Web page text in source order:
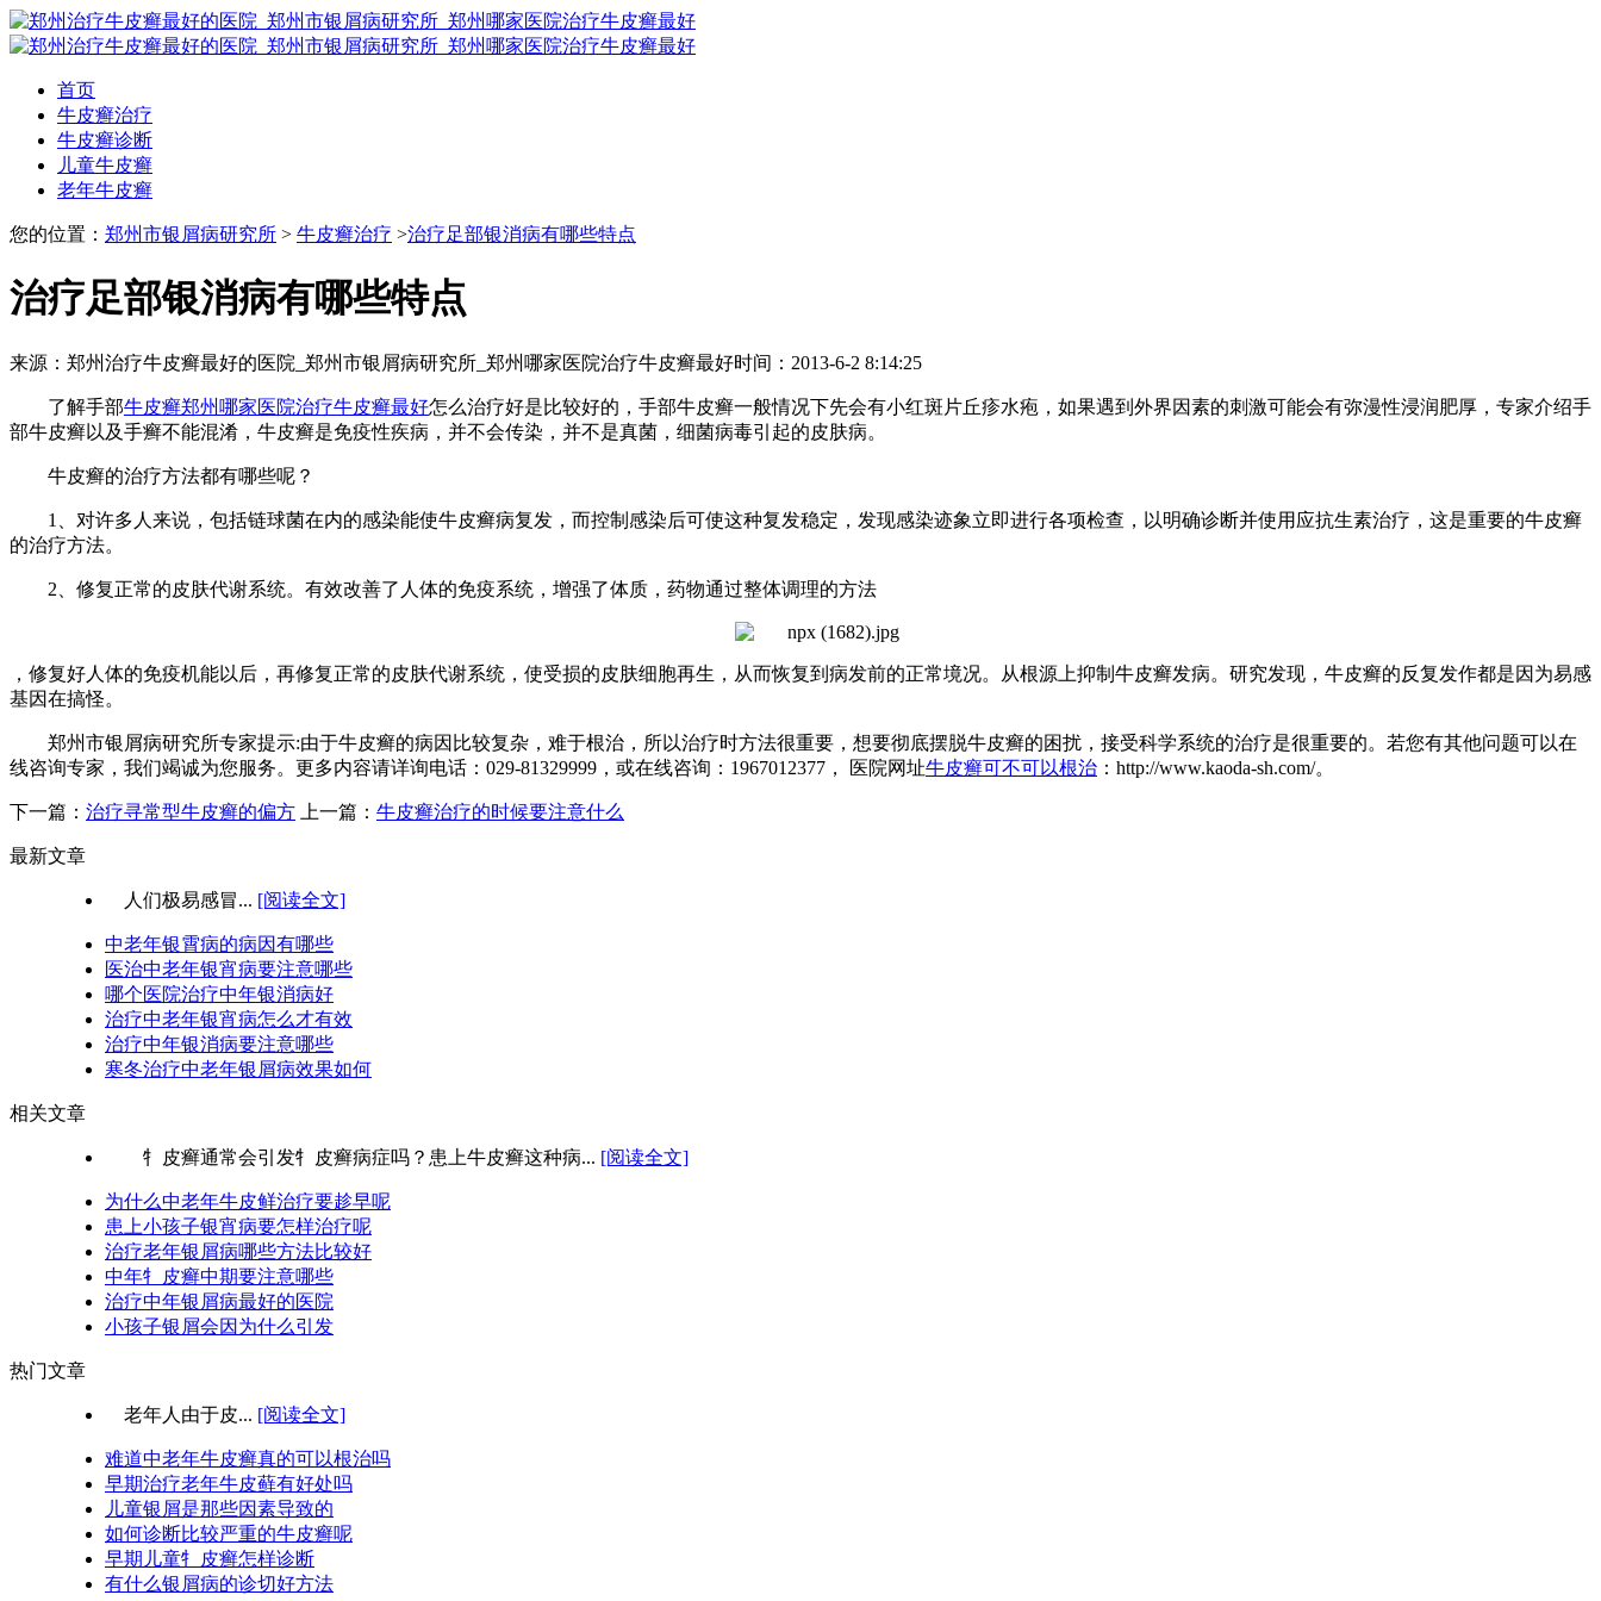
首页
牛皮癣治疗
牛皮癣诊断
儿童牛皮癣
老年牛皮癣
您的位置： 郑州市银屑病研究所 > 牛皮癣治疗 >治疗足部银消病有哪些特点
治疗足部银消病有哪些特点
来源：郑州治疗牛皮癣最好的医院_郑州市银屑病研究所_郑州哪家医院治疗牛皮癣最好时间：2013-6-2 8:14:25
了解手部牛皮癣郑州哪家医院治疗牛皮癣最好怎么治疗好是比较好的，手部牛皮癣一般情况下先会有小红斑片丘疹水疱，如果遇到外界因素的刺激可能会有弥漫性浸润肥厚，专家介绍手
部牛皮癣以及手癣不能混淆，牛皮癣是免疫性疾病，并不会传染，并不是真菌，细菌病毒引起的皮肤病。
牛皮癣的治疗方法都有哪些呢？
1、对许多人来说，包括链球菌在内的感染能使牛皮癣病复发，而控制感染后可使这种复发稳定，发现感染迹象立即进行各项检查，以明确诊断并使用应抗生素治疗，这是重要的牛皮癣
的治疗方法。
2、修复正常的皮肤代谢系统。有效改善了人体的免疫系统，增强了体质，药物通过整体调理的方法
，修复好人体的免疫机能以后，再修复正常的皮肤代谢系统，使受损的皮肤细胞再生，从而恢复到病发前的正常境况。从根源上抑制牛皮癣发病。研究发现，牛皮癣的反复发作都是因为易感
基因在搞怪。
郑州市银屑病研究所专家提示:由于牛皮癣的病因比较复杂，难于根治，所以治疗时方法很重要，想要彻底摆脱牛皮癣的困扰，接受科学系统的治疗是很重要的。若您有其他问题可以在
线咨询专家，我们竭诚为您服务。更多内容请详询电话：029-81329999，或在线咨询：1967012377， 医院网址牛皮癣可不可以根治 ：http://www.kaoda-sh.com/。
下一篇： 治疗寻常型牛皮癣的偏方 上一篇： 牛皮癣治疗的时候要注意什么
最新文章
人们极易感冒... [阅读全文]
中老年银霄病的病因有哪些
医治中老年银宵病要注意哪些
哪个医院治疗中年银消病好
治疗中老年银宵病怎么才有效
治疗中年银消病要注意哪些
寒冬治疗中老年银屑病效果如何
相关文章
牜皮癣通常会引发牜皮癣病症吗？患上牛皮癣这种病... [阅读全文]
为什么中老年牛皮鲜治疗要趁早呢
患上小孩子银宵病要怎样治疗呢
治疗老年银屑病哪些方法比较好
中年牜皮癣中期要注意哪些
治疗中年银屑病最好的医院
小孩子银屑会因为什么引发
热门文章
老年人由于皮... [阅读全文]
难道中老年牛皮癣真的可以根治吗
早期治疗老年牛皮藓有好处吗
儿童银屑是那些因素导致的
如何诊断比较严重的牛皮癣呢
早期儿童牜皮癣怎样诊断
有什么银屑病的诊切好方法